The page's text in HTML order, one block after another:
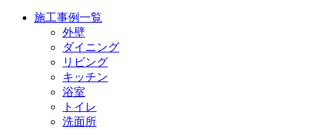
施工事例一覧
外壁
ダイニング
リビング
キッチン
浴室
トイレ
洗面所